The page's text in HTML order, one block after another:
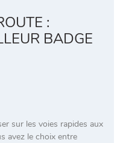
:
BADGE
sur les voies rapides aux
avez le choix entre